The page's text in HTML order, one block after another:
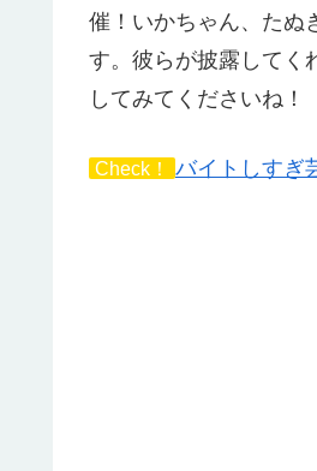
催！いかちゃん、たぬ
す。彼らが披露してく
してみてくださいね！
Check！ バイトしすぎ